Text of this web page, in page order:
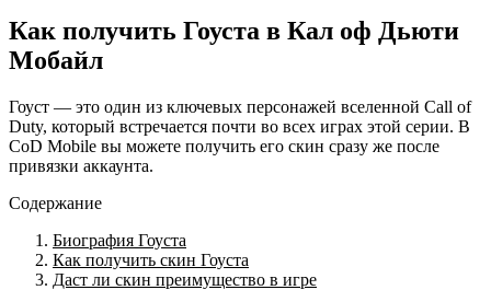
Как получить Гоуста в Кал оф Дьюти
Мобайл
Гоуст — это один из ключевых персонажей вселенной Call of
Duty, который встречается почти во всех играх этой серии. В
CoD Mobile вы можете получить его скин сразу же после
привязки аккаунта.
Содержание
Биография Гоуста
Как получить скин Гоуста
Даст ли скин преимущество в игре